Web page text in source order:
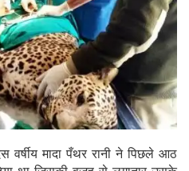
वर्षीय मादा पँथर रानी ने पिछले आठ